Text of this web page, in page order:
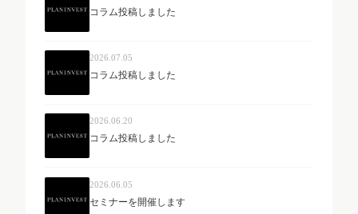
コラム投稿しました
2026.07.05
コラム投稿しました
2026.06.20
コラム投稿しました
2026.06.05
セミナーを開催します